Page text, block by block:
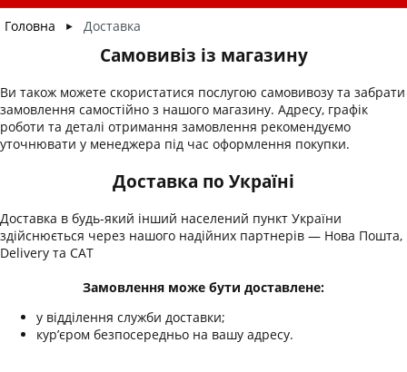
Головна ► Доставка
Самовивіз із магазину
Ви також можете скористатися послугою самовивозу та забрати
замовлення самостійно з нашого магазину. Адресу, графік
роботи та деталі отримання замовлення рекомендуємо
уточнювати у менеджера під час оформлення покупки.
Доставка по Україні
Доставка в будь-який інший населений пункт України
здійснюється через нашого надійних партнерів — Нова Пошта,
Delivery та CAT
Замовлення може бути доставлене:
у відділення служби доставки;
кур’єром безпосередньо на вашу адресу.